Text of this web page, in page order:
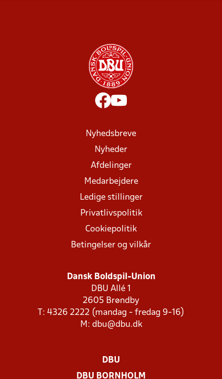
Nyhedsbreve
Nyheder
Afdelinger
Medarbejdere
Ledige stillinger
Privatlivspolitik
Cookiepolitik
Betingelser og vilkår
Dansk Boldspil-Union
DBU Allé 1
2605 Brøndby
T: 4326 2222 (mandag - fredag 9-16)
M: dbu@dbu.dk
DBU
DBU BORNHOLM